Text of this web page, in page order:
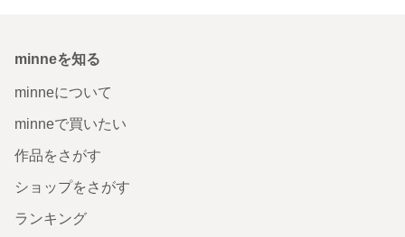
minneを知る
minneについて
minneで買いたい
作品をさがす
ショップをさがす
ランキング